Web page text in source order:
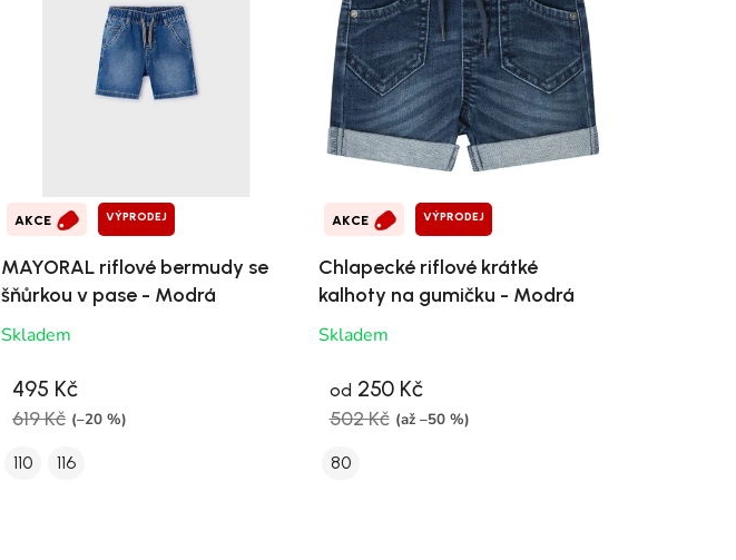
AKCE VÝPRODEJ
MAYORAL riflové bermudy se
šňůrkou v pase - Modrá
Skladem
495 Kč
619 Kč (–20 %)
110 116
AKCE VÝPRODEJ
Chlapecké riflové krátké
kalhoty na gumičku - Modrá
Skladem
od 250 Kč
502 Kč (až –50 %)
80